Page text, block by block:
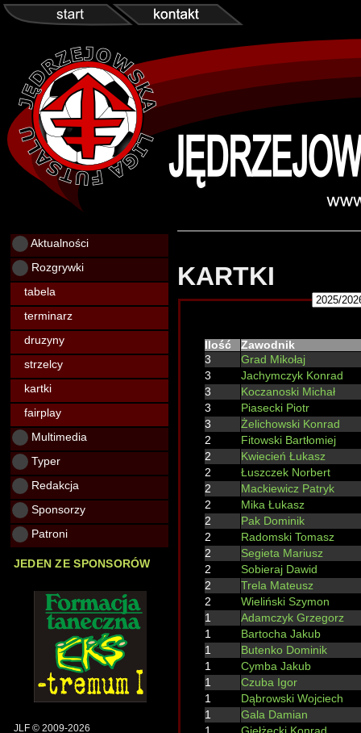
Aktualności
Rozgrywki
tabela
terminarz
druzyny
strzelcy
kartki
fairplay
Multimedia
Typer
Redakcja
Sponsorzy
Patroni
JEDEN ZE SPONSORÓW
JLF © 2009-2026
KARTKI
Ilość
Zawodnik
3
Grad Mikołaj
3
Jachymczyk Konrad
3
Koczanoski Michał
3
Piasecki Piotr
3
Żelichowski Konrad
2
Fitowski Bartłomiej
2
Kwiecień Łukasz
2
Łuszczek Norbert
2
Mackiewicz Patryk
2
Mika Łukasz
2
Pak Dominik
2
Radomski Tomasz
2
Segieta Mariusz
2
Sobieraj Dawid
2
Trela Mateusz
2
Wieliński Szymon
1
Adamczyk Grzegorz
1
Bartocha Jakub
1
Butenko Dominik
1
Cymba Jakub
1
Czuba Igor
1
Dąbrowski Wojciech
1
Gala Damian